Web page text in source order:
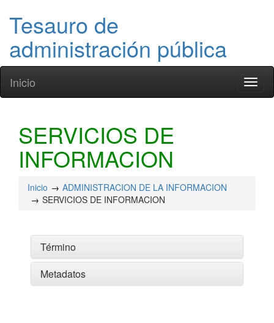
Tesauro de
administración pública
Inicio
SERVICIOS DE
INFORMACION
Inicio
ADMINISTRACION DE LA INFORMACION
SERVICIOS DE INFORMACION
Término
Metadatos